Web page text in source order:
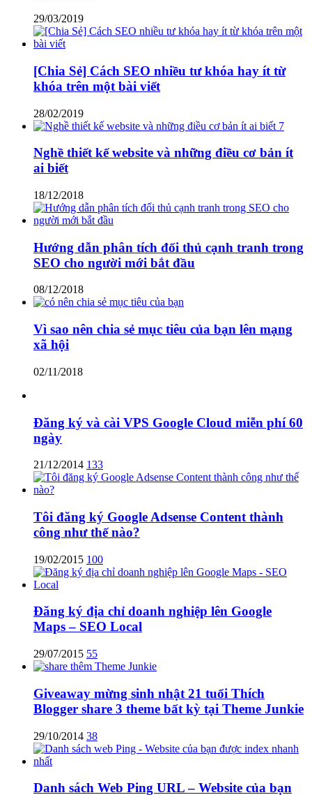
29/03/2019
[Chia Sẻ] Cách SEO nhiều tư khóa hay ít từ
khóa trên một bài viết
28/02/2019
Nghề thiết kế website và những điều cơ bản ít
ai biết
18/12/2018
Hướng dẫn phân tích đối thủ cạnh tranh trong
SEO cho người mới bắt đầu
08/12/2018
Vì sao nên chia sẻ mục tiêu của bạn lên mạng
xã hội
02/11/2018
Đăng ký và cài VPS Google Cloud miễn phí 60
ngày
21/12/2014 133
Tôi đăng ký Google Adsense Content thành
công như thế nào?
19/02/2015 100
Đăng ký địa chỉ doanh nghiệp lên Google
Maps – SEO Local
29/07/2015 55
Giveaway mừng sinh nhật 21 tuổi Thích
Blogger share 3 theme bất kỳ tại Theme Junkie
29/10/2014 38
Danh sách Web Ping URL – Website của bạn